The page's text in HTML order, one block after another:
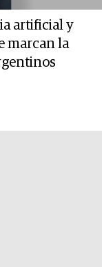
artificial y
marcan la